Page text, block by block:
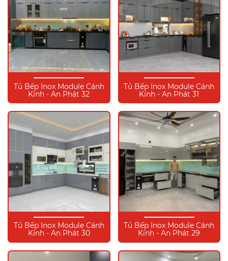
Tủ Bếp Inox Module Cánh
Kính - An Phát 32
Tủ Bếp Inox Module Cánh
Kính - An Phát 31
Tủ Bếp Inox Module Cánh
Kính - An Phát 30
Tủ Bếp Inox Module Cánh
Kính - An Phát 29